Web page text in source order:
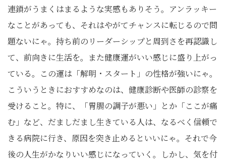
連鎖がうまくはまるような実感もありそう。アンラッキー
なことがあっても、それはやがてチャンスに転じるので問
題ないにゃ。持ち前のリーダーシップと周到さを再認識し
て、前向きに生活を。また健康運がいい感じに盛り上がっ
ている。この運は「解明・スタート」の性格が強いにゃ。
こういうときにおすすめなのは、健康診断や医師の診察を
受けること。特に、「胃腸の調子が悪い」とか「ここが痛
む」など、だましだまし生きている人は、なるべく信頼で
きる病院に行き、原因を突き止めるといいにゃ。それで今
後の人生がかなりいい感じになっていく。しかし、気を付